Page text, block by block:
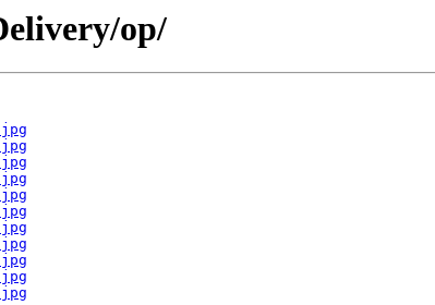
op/